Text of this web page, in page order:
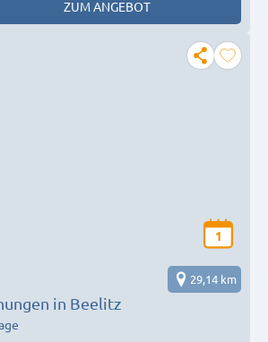
ZUM ANGEBOT
1
in Beelitz
29,14 km